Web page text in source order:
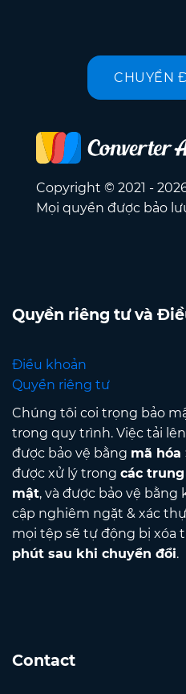
CHUYỂN
Copyright © 2021 -
Mọi quyền được bảo
Quyền riêng tư và
Điều khoản
Quyền riêng tư
Chúng tôi coi trọng bảo
trong quy trình. Việc tải
được bảo vệ bằng mã hóa
được xử lý trong các
mật, và được bảo vệ bằng
cập nghiêm ngặt & xác
mọi tệp sẽ tự động bị xóa
phút sau khi chuyển đổi.
Contact